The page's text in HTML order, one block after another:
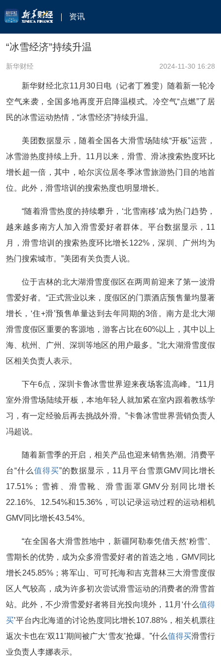
资讯
“冰雪经济”持续升温
新华财经 2024-11-30 16:28
新华财经北京11月30日电（记者丁雅雯）随着新一轮冷
空气来袭，全国多地再度开启降温模式。冷空气“点燃”了居
民的冰雪运动热情，“冰雪经济”持续升温。
美团数据显示，随着全国各大滑雪场陆续“开板”运营，
冰雪游热度持续上升。11月以来，滑雪、滑冰搜索热度环比
增长超一倍，其中，哈尔滨位居冬季冰雪旅游热门目的地首
位。此外，滑雪培训的搜索热度也明显增长。
“随着滑雪热度的持续攀升，‘北雪南移’成为热门趋势，
越来越多南方人加入滑雪爱好者群体。平台数据显示，11
月，滑雪培训的搜索热度环比增长122%，深圳、广州均为
热门搜索城市。”美团有关负责人说。
位于吉林的北大湖滑雪度假区在两周前迎来了第一波滑
雪爱好者。“正式营业以来，度假区的门票酒店预售量均显著
增长，‘住+滑’预售单量达到去年同期的3倍。南方是北大湖
滑雪度假区重要的客源地，游客占比在60%以上，其中以上
海、杭州、广州、深圳等地区的用户最多。”北大湖滑雪度假
区相关负责人表示。
下午6点，深圳卡鲁冰雪世界迎来夜场客流高峰。“11月
室外滑雪场陆续开板，本地年轻人就加紧在室内跟着教练学
习，有一定经验后再去挑战外滑。”卡鲁冰雪世界营销负责人
冯超说。
随着新雪季的开启，相关产品也迎来销售热潮。消费平
台“什么值得买”的数据显示，11月平台雪票GMV同比增长
17.51%；雪裤、滑雪靴、滑雪面罩GMV分别同比增长
22.16%、12.54%和15.36%，可以记录运动过程的运动相机
GMV同比增长43.54%。
“在全国各大滑雪胜地中，新疆阿勒泰凭借天然‘粉雪’、
雪期长的优势，成为众多滑雪爱好者的首选之地，GMV同比
增长245.85%；将军山、可可托海和吉克普林三大滑雪度假
区人气较高，成为许多初次尝试滑雪运动的消费者的滑雪首
站。此外，不少滑雪爱好者将目光投向境外，11月‘什么值得
买’平台内北海道的讨论热度同比增长107.88%，相关机票往
返次卡也在‘双11’期间被广大‘雪友’抢爆。”什么值得买滑雪行
业负责人李娜表示。